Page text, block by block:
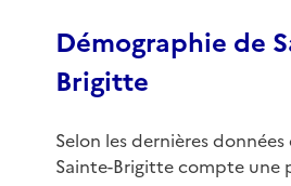
Démographie de
Brigitte
Selon les dernières données
Sainte-Brigitte compte une